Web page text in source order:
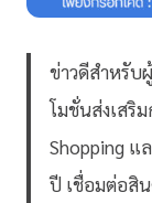
ข่าวดีสำหรับ
โมชั่นส่งเสริ
Shopping แ
ปี เชื่อมต่อสิ